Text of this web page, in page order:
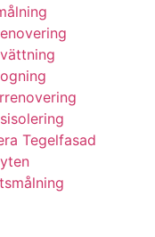
Tegelfasad